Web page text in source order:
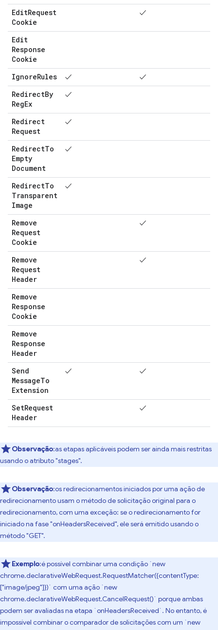
EditRequest
Cookie
✓
Edit
Response
Cookie
IgnoreRules ✓ ✓
RedirectBy
RegEx
✓
Redirect
Request
✓
RedirectTo
Empty
Document
✓
RedirectTo
Transparent
Image
✓
Remove
Request
Cookie
✓
Remove
Request
Header
✓
Remove
Response
Cookie
Remove
Response
Header
Send
MessageTo
Extension
✓ ✓
SetRequest
Header
✓
Observação:as etapas aplicáveis podem ser ainda mais restritas
usando o atributo "stages".
Observação:os redirecionamentos iniciados por uma ação de
redirecionamento usam o método de solicitação original para o
redirecionamento, com uma exceção: se o redirecionamento for
iniciado na fase "onHeadersReceived", ele será emitido usando o
método "GET".
Exemplo:é possível combinar uma condição `new
chrome.declarativeWebRequest.RequestMatcher({contentType:
["image/jpeg"]})` com uma ação `new
chrome.declarativeWebRequest.CancelRequest()` porque ambas
podem ser avaliadas na etapa `onHeadersReceived`. No entanto, é
impossível combinar o comparador de solicitações com um `new